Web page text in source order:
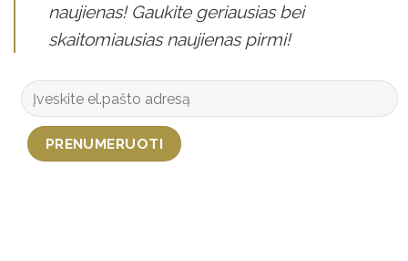
naujienas! Gaukite geriausias bei
skaitomiausias naujienas pirmi!